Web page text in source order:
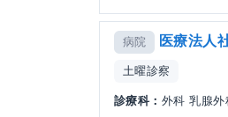
病院 医療法人
土曜診察
診療科： 外科 乳腺